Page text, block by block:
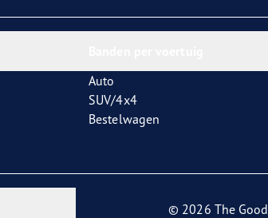
Auto
SUV/4x4
Bestelwagen
© 2026 The